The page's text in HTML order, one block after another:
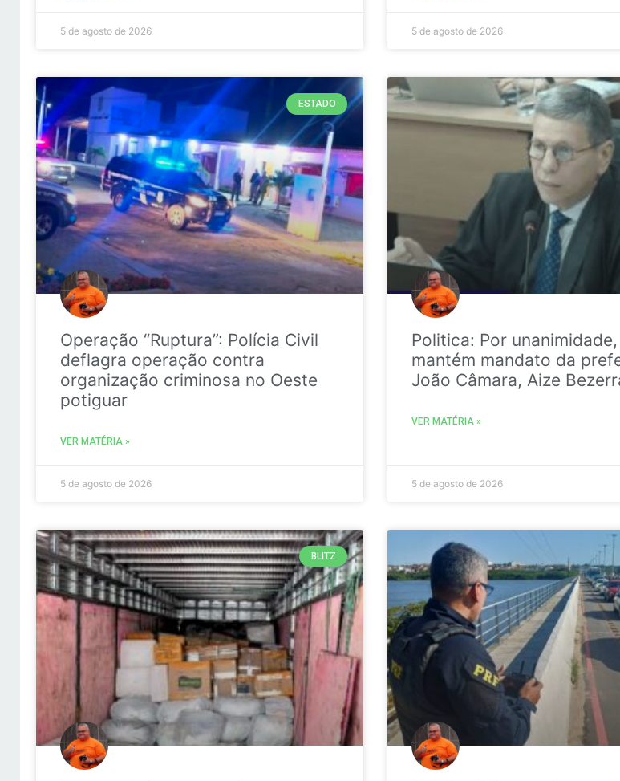
5 de agosto de 2026 5 de agosto de 2026
ESTADO
Operação “Ruptura”: Polícia Civil
deflagra operação contra
organização criminosa no Oeste
potiguar
VER MATÉRIA »
5 de agosto de 2026
Politica: Por unanimidade,
mantém mandato da
João Câmara, Aize
VER MATÉRIA »
5 de agosto de 2026
BLITZ